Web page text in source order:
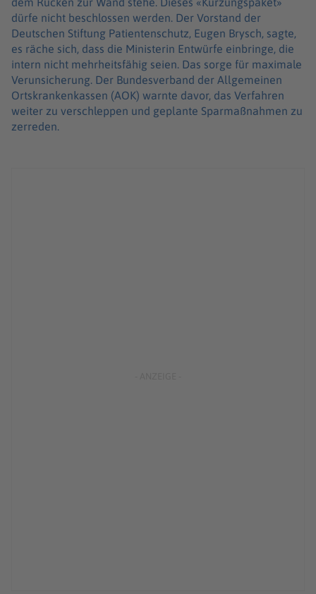
dürfe nicht beschlossen werden. Der Vorstand der
Deutschen Stiftung Patientenschutz, Eugen Brysch, sagte,
es räche sich, dass die Ministerin Entwürfe einbringe, die
intern nicht mehrheitsfähig seien. Das sorge für maximale
Verunsicherung. Der Bundesverband der Allgemeinen
Ortskrankenkassen (AOK) warnte davor, das Verfahren
weiter zu verschleppen und geplante Sparmaßnahmen zu
zerreden.